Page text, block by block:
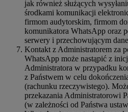
jak również służących
środkami komunikacji
firmom audytorskim, firmom
komunikatora WhatsApp oraz
serwery i przechowującym
Kontakt z Administratorem za
WhatsApp może nastąpić z
Administratora w przypadku
z Państwem w celu
(rachunku rzeczywistego).
przekazania Administratorowi
(w zależności od Państwa